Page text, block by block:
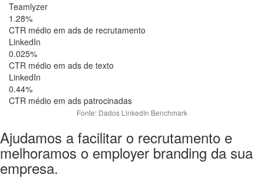
Teamlyzer
1.28%
CTR médio em ads de recrutamento
LinkedIn
0.025%
CTR médio em ads de texto
LinkedIn
0.44%
CTR médio em ads patrocinadas
Fonte: Dados LinkedIn Benchmark
Ajudamos a facilitar o recrutamento e
melhoramos o employer branding da sua
empresa.